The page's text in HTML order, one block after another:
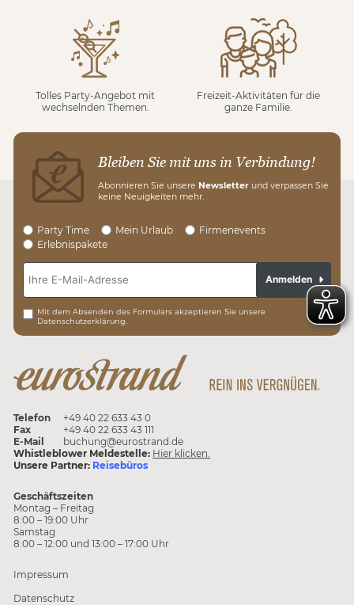
Tolles Party-Angebot mit
wechselnden Themen.
Freizeit-Aktivitäten für die
ganze Familie.
Bleiben Sie mit uns in Verbindung!
Abonnieren Sie unsere Newsletter und verpassen Sie
keine Neuigkeiten mehr.
Party Time Mein Urlaub
Firmenevents
Erlebnispakete
Mit dem Absenden des Formulars akzeptieren Sie unsere
Datenschutzerklärung.
Anmelden
Telefon
+49 40 22 633 43 0
Fax
+49 40 22 633 43 111
E-Mail
buchung@eurostrand.de
Whistleblower Meldestelle: Hier klicken.
Unsere Partner: Reisebüros
Geschäftszeiten
Montag – Freitag
8:00 – 19:00 Uhr
Samstag
8:00 – 12:00 und 13:00 – 17:00 Uhr
Impressum
Datenschutz